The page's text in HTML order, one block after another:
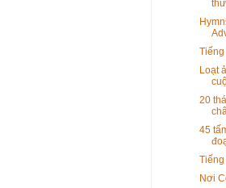
Tiếng
Loạt
20
45
Tiếng
Nơi